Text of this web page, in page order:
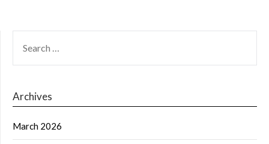
FOR:
Archives
March 2026